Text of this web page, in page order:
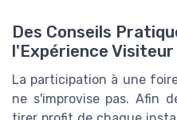
Des Conseils
l'Expérience Visiteur
La participation à une
ne s'improvise pas. Afin